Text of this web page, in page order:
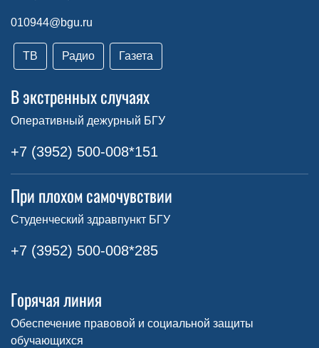
010944@bgu.ru
ТВ Радио Газета
В экстренных случаях
Оперативный дежурный БГУ
+7 (3952) 500-008*151
При плохом самочувствии
Студенческий здравпункт БГУ
+7 (3952) 500-008*285
Горячая линия
Обеспечение правовой и социальной защиты
обучающихся